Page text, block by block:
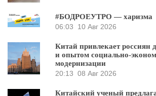
#БОДРОЕУТРО — харизма
06:03
10 Авг 2026
Китай привлекает россиян
и опытом социально-
модернизации
20:13 08 Авг 2026
Китайский ученый